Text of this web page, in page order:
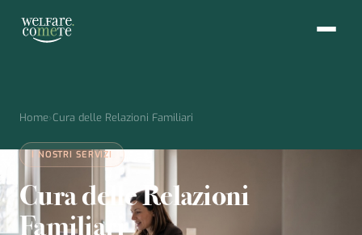
Home›Cura delle Relazioni Familiari
I NOSTRI SERVIZI
Cura delle Relazioni
Familiari